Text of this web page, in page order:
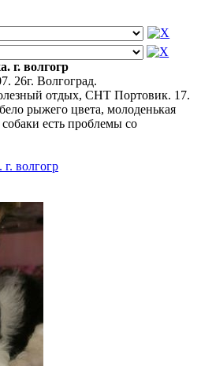
г. волгогр
Волгоград.
отдых, СНТ Портовик. 17.
рыжего цвета, молоденькая
есть проблемы со
волгогр